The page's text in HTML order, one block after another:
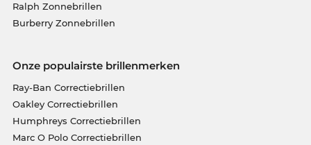
Ralph Zonnebrillen
Burberry Zonnebrillen
Onze populairste brillenmerken
Ray-Ban Correctiebrillen
Oakley Correctiebrillen
Humphreys Correctiebrillen
Marc O Polo Correctiebrillen